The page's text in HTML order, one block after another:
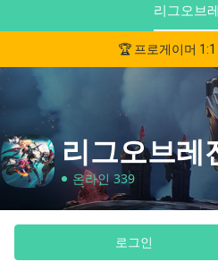
리그오브
🏆 프로게이머
리그오브레
온라인 339
로그인